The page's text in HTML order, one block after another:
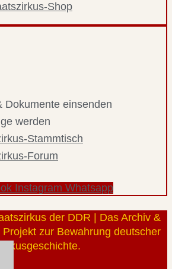
Shop
Dokumente einsenden
werden
Stammtisch
Forum
Instagram Whatsapp
der DDR | Das Archiv &
Projekt zur Bewahrung deutscher
Zirkusgeschichte.